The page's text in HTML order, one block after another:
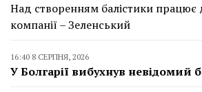
Над створенням балістики працює
компанії – Зеленський
16:40 8 СЕРПНЯ, 2026
У Болгарії вибухнув невідомий